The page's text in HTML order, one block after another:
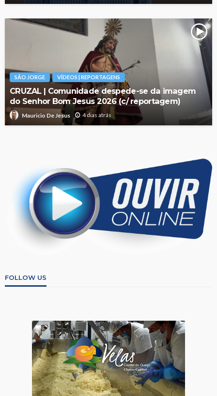
SÃO JORGE VÍDEOS | REPORTAGENS
CRUZAL | Comunidade despede-se da imagem
do Senhor Bom Jesus 2026 (c/ reportagem)
Mauricio De Jesus 4 dias atrás
FOLLOW US